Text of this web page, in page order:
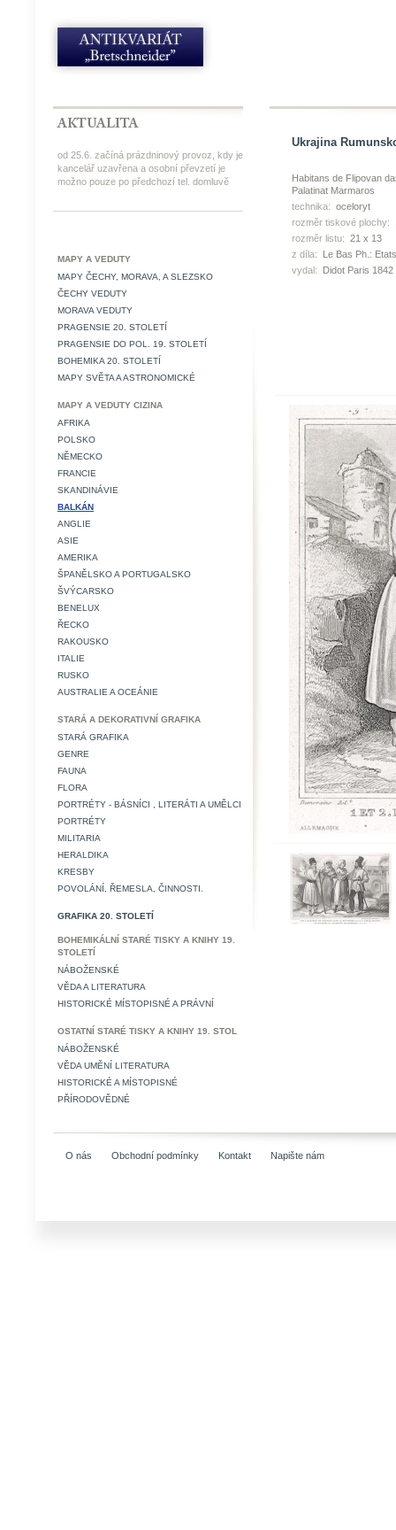
od 25.6. začíná prázdninový provoz, kdy je
kancelář uzavřena a osobní převzetí je
možno pouze po předchozí tel. domluvě
MAPY A VEDUTY
MAPY ČECHY, MORAVA, A SLEZSKO
ČECHY VEDUTY
MORAVA VEDUTY
PRAGENSIE 20. STOLETÍ
PRAGENSIE DO POL. 19. STOLETÍ
BOHEMIKA 20. STOLETÍ
MAPY SVĚTA A ASTRONOMICKÉ
MAPY A VEDUTY CIZINA
AFRIKA
POLSKO
NĚMECKO
FRANCIE
SKANDINÁVIE
BALKÁN
ANGLIE
ASIE
AMERIKA
ŠPANĚLSKO A PORTUGALSKO
ŠVÝCARSKO
BENELUX
ŘECKO
RAKOUSKO
ITALIE
RUSKO
AUSTRALIE A OCEÁNIE
STARÁ A DEKORATIVNÍ GRAFIKA
STARÁ GRAFIKA
GENRE
FAUNA
FLORA
PORTRÉTY - BÁSNÍCI , LITERÁTI A UMĚLCI
PORTRÉTY
MILITARIA
HERALDIKA
KRESBY
POVOLÁNÍ, ŘEMESLA, ČINNOSTI.
GRAFIKA 20. STOLETÍ
BOHEMIKÁLNÍ STARÉ TISKY A KNIHY 19.
STOLETÍ
NÁBOŽENSKÉ
VĚDA A LITERATURA
HISTORICKÉ MÍSTOPISNÉ A PRÁVNÍ
OSTATNÍ STARÉ TISKY A KNIHY 19. STOL
NÁBOŽENSKÉ
VĚDA UMĚNÍ LITERATURA
HISTORICKÉ A MÍSTOPISNÉ
PŘÍRODOVĚDNÉ
Ukrajina
Habitans de Flipovan
Palatinat Marmaros
technika: oceloryt
rozměr tiskové plochy:
rozměr listu: 21 x 13
z díla:
Le Bas Ph.:
vydal:
Didot Paris 1842
O nás Obchodní podmínky Kontakt Napište nám